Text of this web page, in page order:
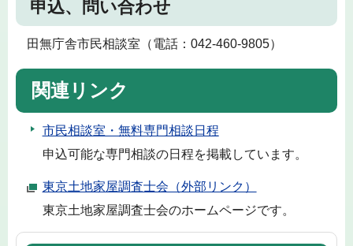
申込、問い合わせ
田無庁舎市民相談室（電話：042-460-9805）
関連リンク
市民相談室・無料専門相談日程
申込可能な専門相談の日程を掲載しています。
東京土地家屋調査士会（外部リンク）
東京土地家屋調査士会のホームページです。